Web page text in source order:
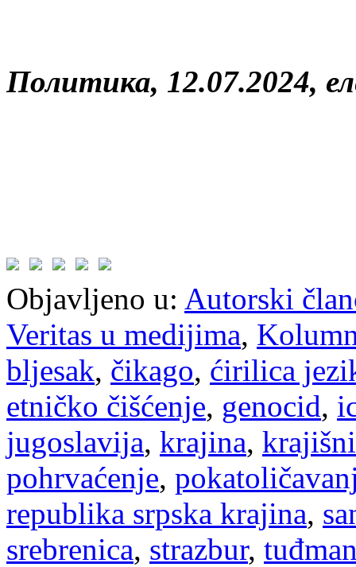
Политика, 12.07.2024,
Objavljeno u: Autorski
Veritas u medijima,
bljesak, čikago, ćirilica
etničko čišćenje, genocid,
jugoslavija, krajina,
pohrvaćenje,
republika srpska krajina,
srebrenica, strazbur,